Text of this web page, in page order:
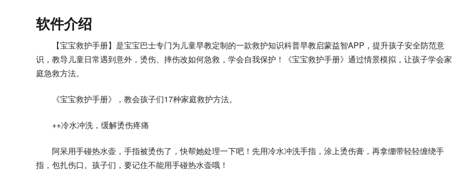
软件介绍
【宝宝救护手册】是宝宝巴士专门为儿童早教定制的一款救护知识科普早教启蒙益智APP，提升孩子安全防范意
识，教导儿童日常遇到意外，烫伤、摔伤改如何急救，学会自我保护！《宝宝救护手册》通过情景模拟，让孩子学会家
庭急救方法。
《宝宝救护手册》，教会孩子们17种家庭救护方法。
++冷水冲洗，缓解烫伤疼痛
阿呆用手碰热水壶，手指被烫伤了，快帮她处理一下吧！先用冷水冲洗手指，涂上烫伤膏，再拿绷带轻轻缠绕手
指，包扎伤口。孩子们，要记住不能用手碰热水壶哦！